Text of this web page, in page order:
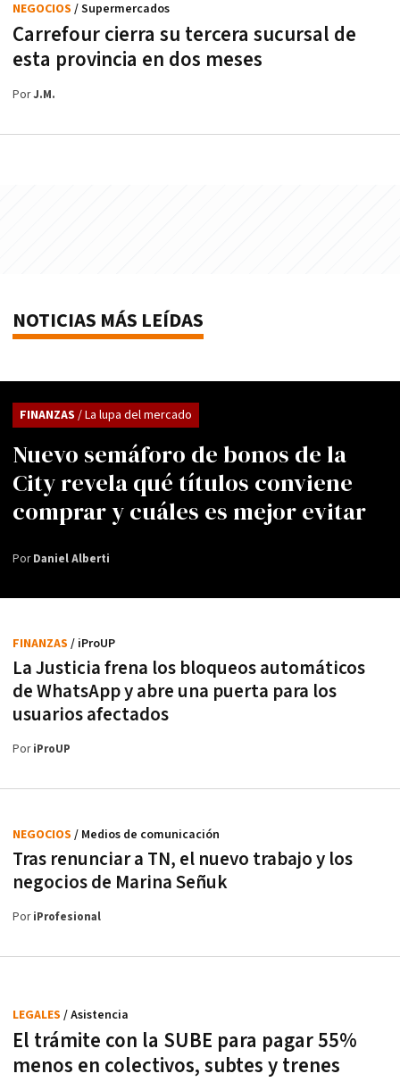
Carrefour cierra su tercera sucursal de
esta provincia en dos meses
NEGOCIOS / Supermercados
PorJ.M.
NOTICIAS MÁS LEÍDAS
Nuevo semáforo de bonos de la
City revela qué títulos conviene
comprar y cuáles es mejor evitar
FINANZAS / La lupa del mercado
PorDaniel Alberti
La Justicia frena los bloqueos automáticos
de WhatsApp y abre una puerta para los
usuarios afectados
FINANZAS / iProUP
PoriProUP
Tras renunciar a TN, el nuevo trabajo y los
negocios de Marina Señuk
NEGOCIOS / Medios de comunicación
PoriProfesional
El trámite con la SUBE para pagar 55%
menos en colectivos, subtes y trenes
LEGALES / Asistencia